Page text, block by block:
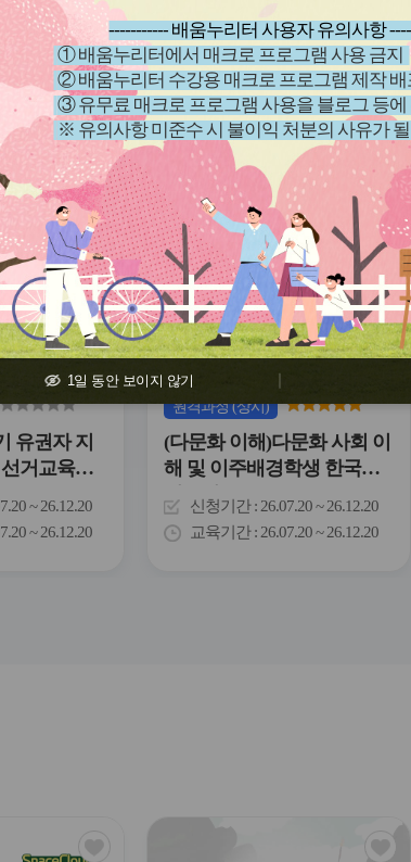
관
심
아
이
콘
유권자 지
거교육의
~ 26.12.20
~ 26.12.20
관
심
아
이
콘
원격과정(상시)
(다문화 이해)다문화 사회 이
해 및 이주배경학생 한국어
지도법
신청기간 26.07.20 ~ 26.12.20
교육기간 26.07.20 ~ 26.12.20
----------- 배움누리터 사용자 유의사항
① 배움누리터에서 매크로 프로그램 사용 금지
② 배움누리터 수강용 매크로 프로그램 제작 배
③ 유무료 매크로 프로그램 사용을 블로그 등에
※ 유의사항 미준수 시 불이익 처분의 사유가
1일 동안 보이지 않기